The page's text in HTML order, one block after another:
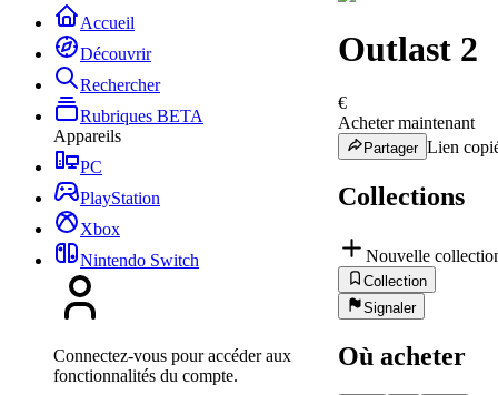
Accueil
Découvrir
Rechercher
Rubriques BETA
Appareils
PC
PlayStation
Xbox
Nintendo Switch
Connectez-vous pour accéder aux
fonctionnalités du compte.
Outlast 2
€
Acheter maintenant
Partager Lien
Collections
Nouvelle
Collection
Signaler
Où acheter